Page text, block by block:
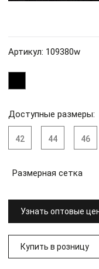
Артикул: 109380w
Доступные размеры:
42 44 46
Размерная сетка
Узнать оптовые
Купить в розницу